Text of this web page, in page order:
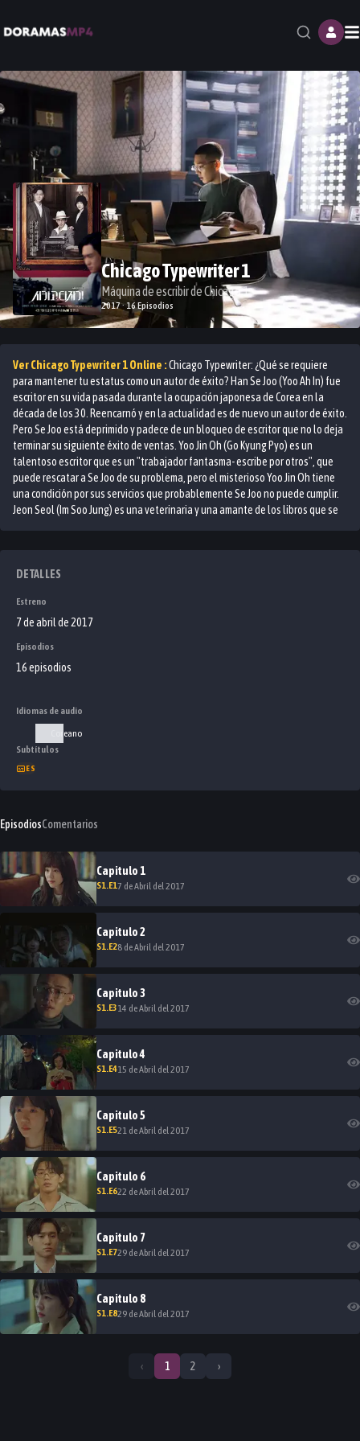
Chicago Typewriter 1
Máquina de escribir de Chicago 1
2017 · 16 Episodios
VerChicago Typewriter 1Online :Chicago Typewriter: ¿Qué se requiere
para mantener tu estatus como un autor de éxito? Han Se Joo (Yoo Ah In) fue
escritor en su vida pasada durante la ocupación japonesa de Corea en la
década de los 30. Reencarnó y en la actualidad es de nuevo un autor de éxito.
Pero Se Joo está deprimido y padece de un bloqueo de escritor que no lo deja
terminar su siguiente éxito de ventas. Yoo Jin Oh (Go Kyung Pyo) es un
talentoso escritor que es un "trabajador fantasma- escribe por otros", que
puede rescatar a Se Joo de su problema, pero el misterioso Yoo Jin Oh tiene
una condición por sus servicios que probablemente Se Joo no puede cumplir.
Jeon Seol (Im Soo Jung) es una veterinaria y una amante de los libros que se
DETALLES
Estreno
7 de abril de 2017
Episodios
16 episodios
Idiomas de audio
Coreano
Subtítulos
ES
EpisodiosComentarios
Capitulo 1
S1.E17 de Abril del 2017
Capitulo2
S1.E28 de Abril del 2017
Capitulo3
S1.E314 de Abril del 2017
Capitulo4
S1.E415 de Abril del 2017
Capitulo5
S1.E521 de Abril del 2017
Capitulo 6
S1.E622 de Abril del 2017
Capitulo 7
S1.E729 de Abril del 2017
Capitulo 8
S1.E829 de Abril del 2017
‹ 1 2 ›